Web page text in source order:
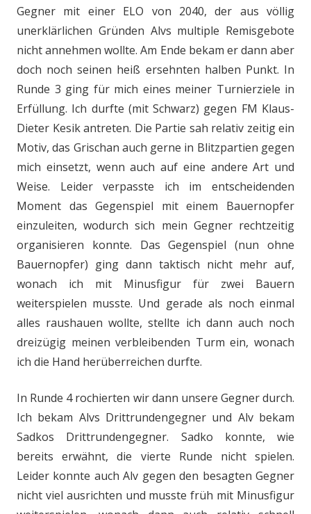
Gegner mit einer ELO von 2040, der aus völlig
unerklärlichen Gründen Alvs multiple Remisgebote
nicht annehmen wollte. Am Ende bekam er dann aber
doch noch seinen heiß ersehnten halben Punkt. In
Runde 3 ging für mich eines meiner Turnierziele in
Erfüllung. Ich durfte (mit Schwarz) gegen FM Klaus-
Dieter Kesik antreten. Die Partie sah relativ zeitig ein
Motiv, das Grischan auch gerne in Blitzpartien gegen
mich einsetzt, wenn auch auf eine andere Art und
Weise. Leider verpasste ich im entscheidenden
Moment das Gegenspiel mit einem Bauernopfer
einzuleiten, wodurch sich mein Gegner rechtzeitig
organisieren konnte. Das Gegenspiel (nun ohne
Bauernopfer) ging dann taktisch nicht mehr auf,
wonach ich mit Minusfigur für zwei Bauern
weiterspielen musste. Und gerade als noch einmal
alles raushauen wollte, stellte ich dann auch noch
dreizügig meinen verbleibenden Turm ein, wonach
ich die Hand herüberreichen durfte.
In Runde 4 rochierten wir dann unsere Gegner durch.
Ich bekam Alvs Drittrundengegner und Alv bekam
Sadkos Drittrundengegner. Sadko konnte, wie
bereits erwähnt, die vierte Runde nicht spielen.
Leider konnte auch Alv gegen den besagten Gegner
nicht viel ausrichten und musste früh mit Minusfigur